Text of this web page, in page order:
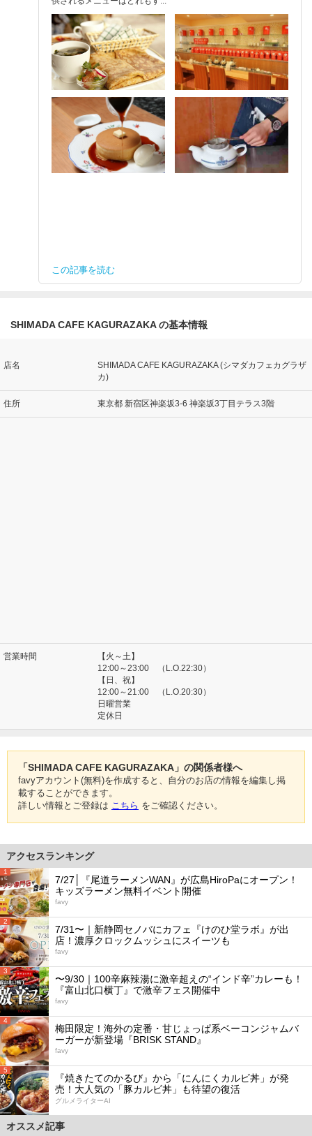
この記事を読む
SHIMADA CAFE KAGURAZAKA の基本情報
店名
SHIMADA CAFE KAGURAZAKA (シマダカフェカグラザ
カ)
住所 東京都 新宿区神楽坂3-6 神楽坂3丁目テラス3階
営業時間
【火～土】
12:00～23:00 （L.O.22:30）
【日、祝】
12:00～21:00 （L.O.20:30）
日曜営業
定休日
「SHIMADA CAFE KAGURAZAKA」の関係者様へ
favyアカウント(無料)を作成すると、自分のお店の情報を編集し掲
載することができます。
詳しい情報とご登録は こちら をご確認ください。
アクセスランキング
1
7/27│『尾道ラーメンWAN』が広島HiroPaにオープン！
キッズラーメン無料イベント開催
favy
2
7/31〜｜新静岡セノバにカフェ『けのひ堂ラボ』が出
店！濃厚クロックムッシュにスイーツも
favy
3
〜9/30｜100辛麻辣湯に激辛超えの“インド辛”カレーも！
『富山北口横丁』で激辛フェス開催中
favy
4
梅田限定！海外の定番・甘じょっぱ系ベーコンジャムバ
ーガーが新登場『BRISK STAND』
favy
5
『焼きたてのかるび』から「にんにくカルビ丼」が発
売！大人気の「豚カルビ丼」も待望の復活
グルメライターAI
オススメ記事